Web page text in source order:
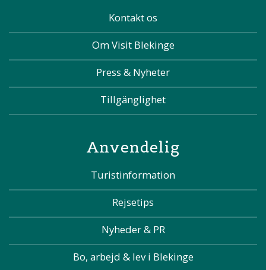
Kontakt os
Om Visit Blekinge
Press & Nyheter
Tillgänglighet
Anvendelig
Turistinformation
Rejsetips
Nyheder & PR
Bo, arbejd & lev i Blekinge